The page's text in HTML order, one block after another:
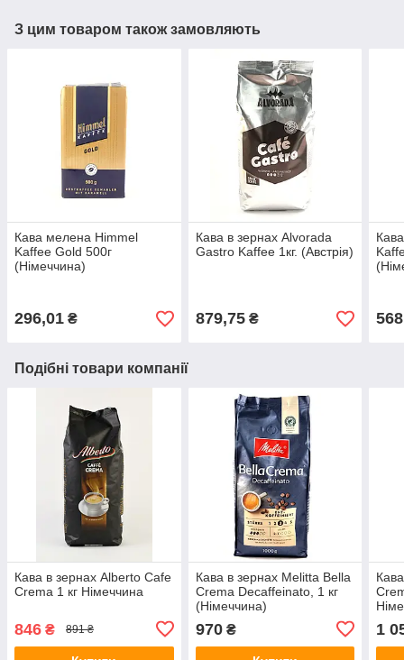
З цим товаром також замовляють
Кава мелена Himmel
Kaffee Gold 500г
(Німеччина)
296,01 ₴
Кава в зернах Alvorada
Gastro Kaffee 1кг. (Австрія)
879,75₴
Подібні товари компанії
Кава в зернах Alberto Cafe
Crema 1 кг Німеччина
846 ₴ 891 ₴
Кава в зернах Melitta Bella
Crema Decaffeinato, 1 кг
(Німеччина)
970₴ 1